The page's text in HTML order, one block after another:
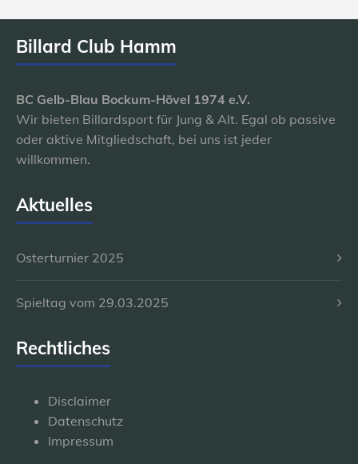
Billard Club Hamm
BC Gelb-Blau Bockum-Hövel 1974 e.V.
Wir bieten Billardsport für Jung & Alt. Egal ob passive
oder aktive Mitgliedschaft, bei uns ist jeder
willkommen.
Aktuelles
Osterturnier 2025
Spieltag vom 29.03.2025
Rechtliches
Disclaimer
Datenschutz
Impressum